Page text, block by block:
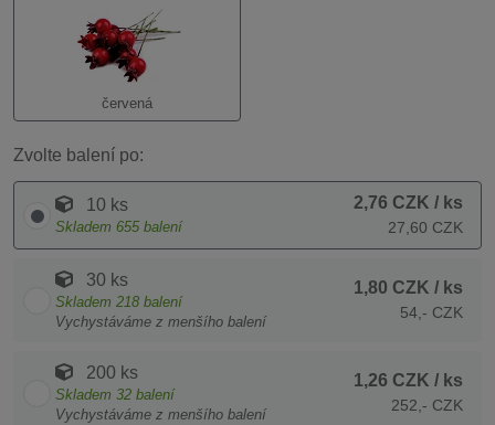
červená
Zvolte balení po:
10 ks
Skladem 655 balení
2,76 CZK / ks
27,60 CZK
30 ks
Skladem 218 balení
Vychystáváme z menšího balení
1,80 CZK / ks
54,- CZK
200 ks
Skladem 32 balení
Vychystáváme z menšího balení
1,26 CZK / ks
252,- CZK